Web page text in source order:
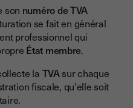
son numéro de TVA
se fait en général
professionnel qui
État membre.
la TVAsur chaque
fiscale, qu'elle soit